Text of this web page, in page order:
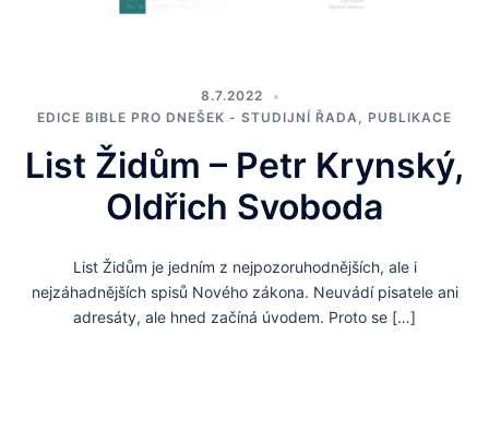
8.7.2022
EDICE BIBLE PRO DNEŠEK - STUDIJNÍ ŘADA, PUBLIKACE
List Židům – Petr Krynský,
Oldřich Svoboda
List Židům je jedním z nejpozoruhodnějších, ale i
nejzáhadnějších spisů Nového zákona. Neuvádí pisatele ani
adresáty, ale hned začíná úvodem. Proto se […]